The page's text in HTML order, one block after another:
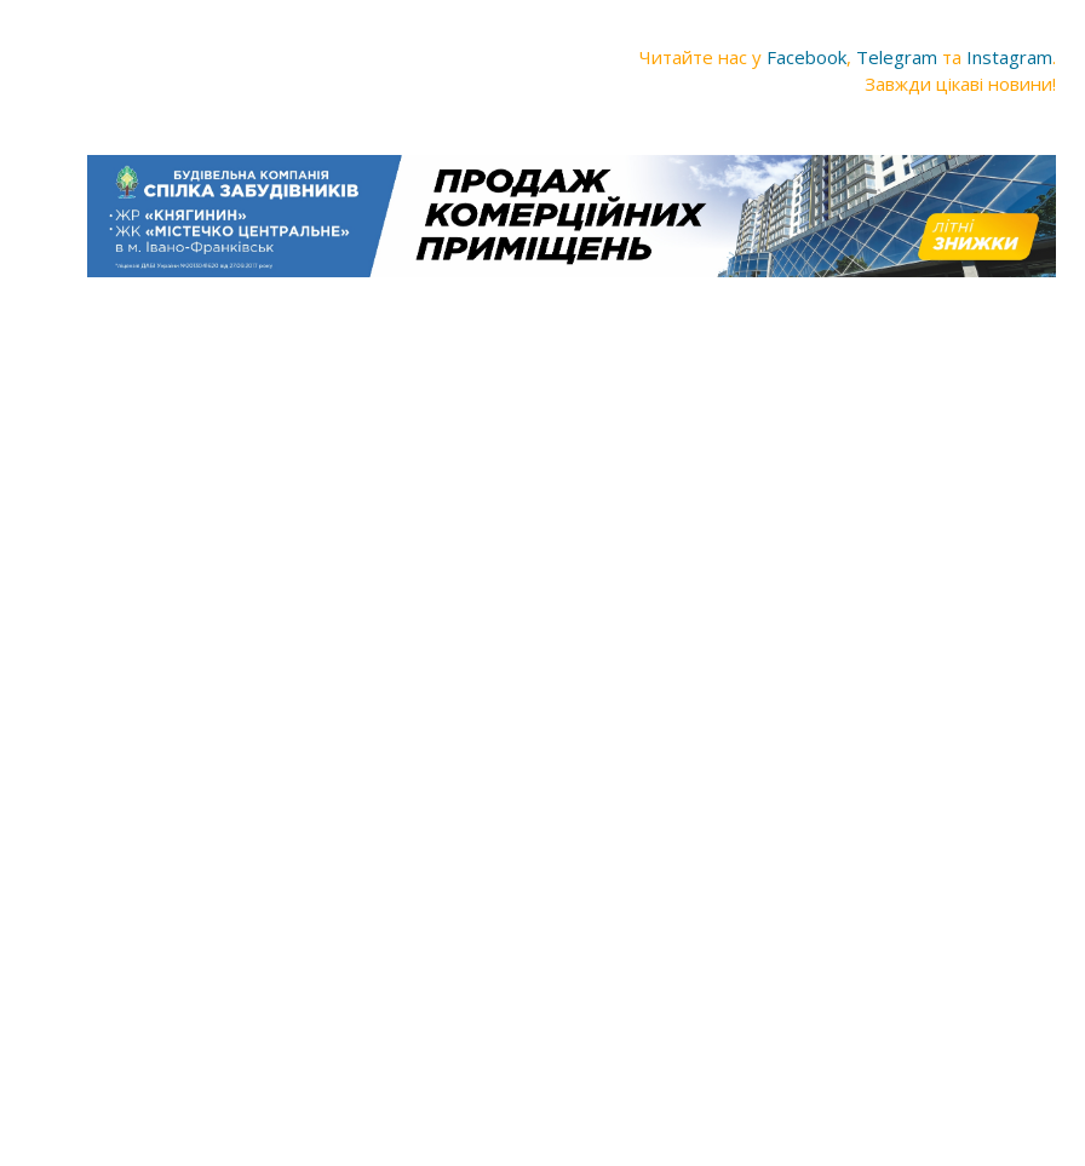
Читайте нас у Facebook, Telegram та Instagram.
Завжди цікаві новини!